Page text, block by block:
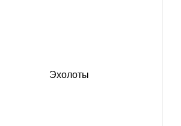
Эхолоты